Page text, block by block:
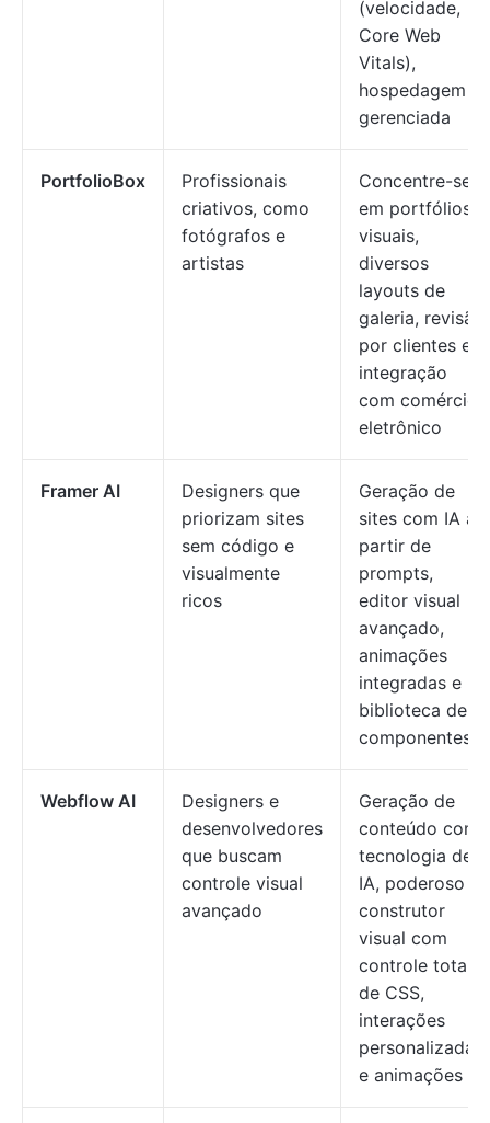
(velocidade,
Core Web
Vitals),
hospedagem
gerenciada
PortfolioBox
Profissionais
criativos, como
fotógrafos e
artistas
Concentre-se
em portfólios
visuais,
diversos
layouts de
galeria, revisão
por clientes e
integração
com comércio
eletrônico
Framer AI
Designers que
priorizam sites
sem código e
visualmente
ricos
Geração de
sites com IA a
partir de
prompts,
editor visual
avançado,
animações
integradas e
biblioteca de
componentes
Webflow AI
Designers e
desenvolvedores
que buscam
controle visual
avançado
Geração de
conteúdo com
tecnologia de
IA, poderoso
construtor
visual com
controle total
de CSS,
interações
personalizadas
e animações